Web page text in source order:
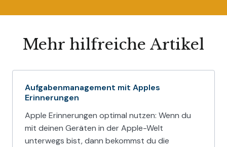
Mehr hilfreiche Artikel
Aufgabenmanagement mit Apples
Erinnerungen
Apple Erinnerungen optimal nutzen: Wenn du
mit deinen Geräten in der Apple-Welt
unterwegs bist, dann bekommst du die